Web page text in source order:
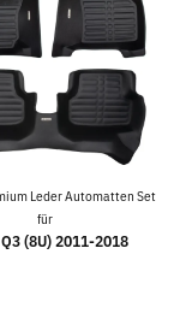
Leder Automatten Set
für
(8U) 2011-2018